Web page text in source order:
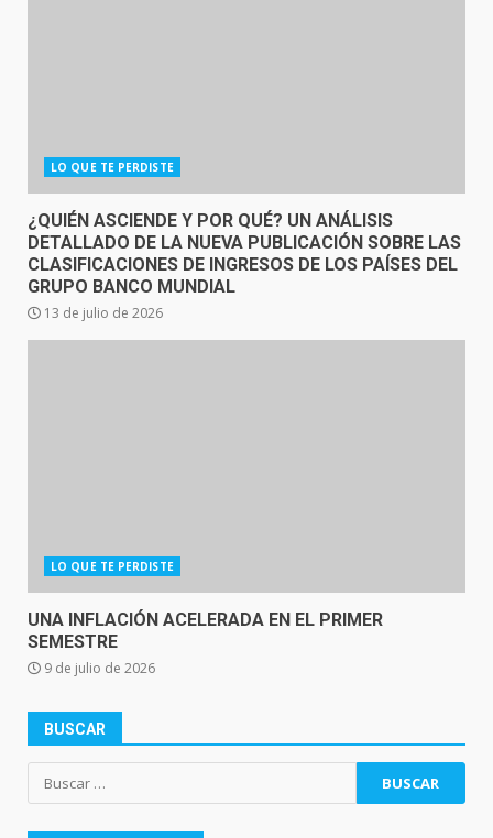
LO QUE TE PERDISTE
¿QUIÉN ASCIENDE Y POR QUÉ? UN ANÁLISIS
DETALLADO DE LA NUEVA PUBLICACIÓN SOBRE LAS
CLASIFICACIONES DE INGRESOS DE LOS PAÍSES DEL
GRUPO BANCO MUNDIAL
13 de julio de 2026
LO QUE TE PERDISTE
UNA INFLACIÓN ACELERADA EN EL PRIMER
SEMESTRE
9 de julio de 2026
BUSCAR
Buscar: